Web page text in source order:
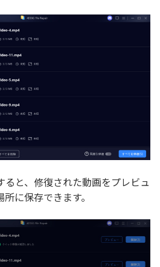
ると、修復された動画をプレビュ
に保存できます。